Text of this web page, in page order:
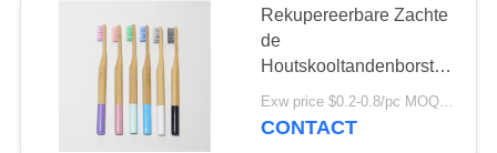
Rekupereerbare Zachte
de
Houtskooltandenborstel
van het Varkenshaar
Houten Bamboe voor
Exw price $0.2-0.8/pc MOQ:100pcs
CONTACT